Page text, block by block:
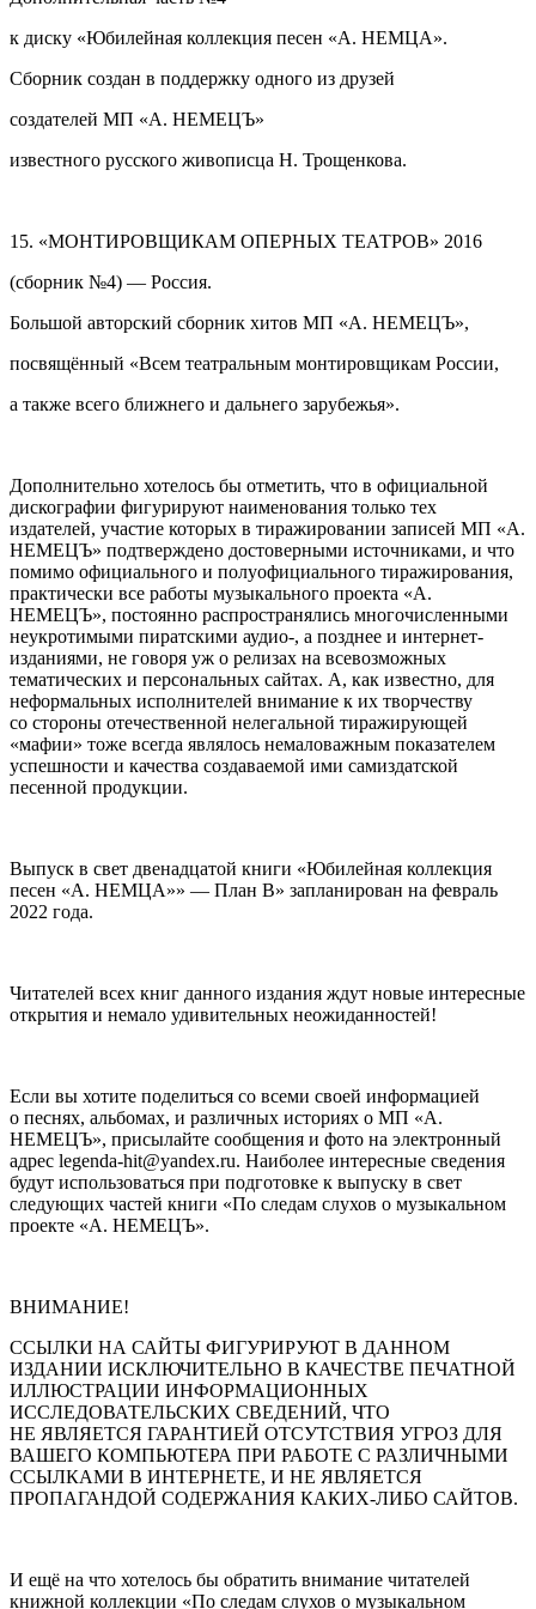
к диску «Юбилейная коллекция песен «А. НЕМЦА».
Сборник создан в поддержку одного из друзей
создателей МП «А. НЕМЕЦЪ»
известного русского живописца Н. Трощенкова.
15. «МОНТИРОВЩИКАМ ОПЕРНЫХ ТЕАТРОВ» 2016
(сборник №4) — Россия.
Большой авторский сборник хитов МП «А. НЕМЕЦЪ»,
посвящённый «Всем театральным монтировщикам России,
а также всего ближнего и дальнего зарубежья».
Дополнительно хотелось бы отметить, что в официальной
дискографии фигурируют наименования только тех
издателей, участие которых в тиражировании записей МП «А.
НЕМЕЦЪ» подтверждено достоверными источниками, и что
помимо официального и полуофициального тиражирования,
практически все работы музыкального проекта «А.
НЕМЕЦЪ», постоянно распространялись многочисленными
неукротимыми пиратскими аудио-, а позднее и интернет-
изданиями, не говоря уж о релизах на всевозможных
тематических и персональных сайтах. А, как известно, для
неформальных исполнителей внимание к их творчеству
со стороны отечественной нелегальной тиражирующей
«мафии» тоже всегда являлось немаловажным показателем
успешности и качества создаваемой ими самиздатской
песенной продукции.
Выпуск в свет двенадцатой книги «Юбилейная коллекция
песен «А. НЕМЦА»» — План В» запланирован на февраль
2022 года.
Читателей всех книг данного издания ждут новые интересные
открытия и немало удивительных неожиданностей!
Если вы хотите поделиться со всеми своей информацией
о песнях, альбомах, и различных историях о МП «А.
НЕМЕЦЪ», присылайте сообщения и фото на электронный
адрес legenda-hit@yandex.ru. Наиболее интересные сведения
будут использоваться при подготовке к выпуску в свет
следующих частей книги «По следам слухов о музыкальном
проекте «А. НЕМЕЦЪ».
ВНИМАНИЕ!
ССЫЛКИ НА САЙТЫ ФИГУРИРУЮТ В ДАННОМ
ИЗДАНИИ ИСКЛЮЧИТЕЛЬНО В КАЧЕСТВЕ ПЕЧАТНОЙ
ИЛЛЮСТРАЦИИ ИНФОРМАЦИОННЫХ
ИССЛЕДОВАТЕЛЬСКИХ СВЕДЕНИЙ, ЧТО
НЕ ЯВЛЯЕТСЯ ГАРАНТИЕЙ ОТСУТСТВИЯ УГРОЗ ДЛЯ
ВАШЕГО КОМПЬЮТЕРА ПРИ РАБОТЕ С РАЗЛИЧНЫМИ
ССЫЛКАМИ В ИНТЕРНЕТЕ, И НЕ ЯВЛЯЕТСЯ
ПРОПАГАНДОЙ СОДЕРЖАНИЯ КАКИХ-ЛИБО САЙТОВ.
И ещё на что хотелось бы обратить внимание читателей
книжной коллекции «По следам слухов о музыкальном